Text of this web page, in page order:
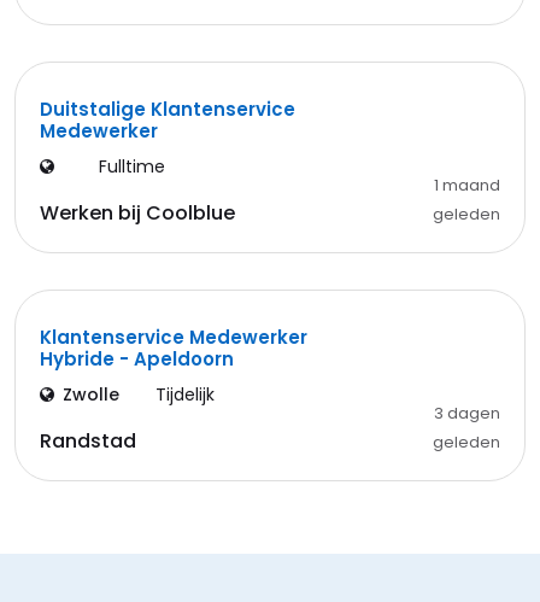
Duitstalige Klantenservice
Medewerker
Fulltime
Werken bij Coolblue
1 maand
geleden
Klantenservice Medewerker
Hybride - Apeldoorn
Zwolle Tijdelijk
Randstad
3 dagen
geleden